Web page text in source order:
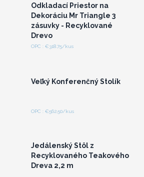
Odkladací Priestor na
Dekoráciu Mr Triangle 3
zásuvky - Recyklované
Drevo
OPC : €318.75/kus
Prihláste sa alebo
Veľký Konferenčný Stolík
OPC : €562.50/kus
Prihláste sa alebo
Jedálenský Stôl z
Recyklovaného Teakového
Dreva 2,2 m